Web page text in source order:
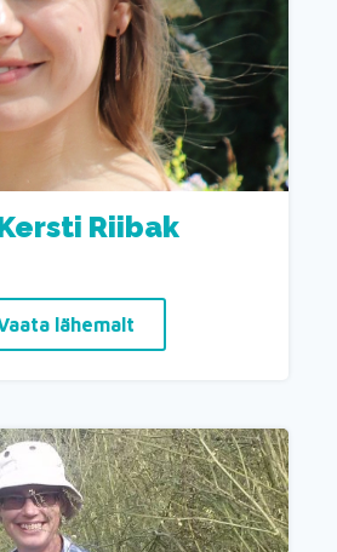
Riibak
lähemalt